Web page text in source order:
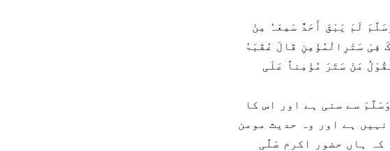
لَمْ یَبْقَ أَحَدٌ سَمِعَہُ مِنْ
فِیْ سَتْرِالْمُؤْمِنِ قَالَ عُقْبَۃُ
مَنْ سَتَرَ مُؤْمِناً عَلَی
سے سنی ہے اور اس کا
ہے اور وہ حدیث مومن
کہ ہاں حضور اکرم صَلَّی